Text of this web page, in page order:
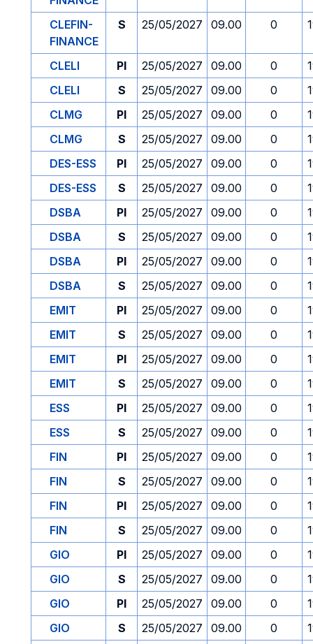
CLEFIN-
FINANCE
S 25/05/2027 09.00 0
CLELI PI 25/05/2027 09.00 0
CLELI
S 25/05/2027 09.00 0
CLMG
PI 25/05/2027 09.00 0
CLMG
S 25/05/2027 09.00 0
DES-ESS
PI 25/05/2027 09.00 0
DES-ESS
S 25/05/2027 09.00 0
DSBA
PI 25/05/2027 09.00 0
DSBA
S 25/05/2027 09.00 0
DSBA
PI 25/05/2027 09.00 0
DSBA
S 25/05/2027 09.00 0
EMIT
PI 25/05/2027 09.00 0
EMIT
S 25/05/2027 09.00 0
EMIT
PI 25/05/2027 09.00 0
EMIT
S 25/05/2027 09.00 0
ESS
PI 25/05/2027 09.00 0
ESS
S 25/05/2027 09.00 0
FIN
PI 25/05/2027 09.00 0
FIN
S 25/05/2027 09.00 0
FIN
PI 25/05/2027 09.00 0
FIN
S 25/05/2027 09.00 0
GIO
PI 25/05/2027 09.00 0
GIO
S 25/05/2027 09.00 0
GIO
PI 25/05/2027 09.00 0
GIO
S 25/05/2027 09.00 0